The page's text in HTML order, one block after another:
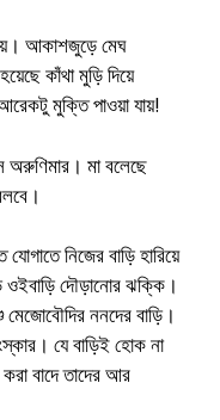
আকাশজুড়ে মেঘ
কাঁথা মুড়ি দিয়ে
মুক্তি পাওয়া যায়!
অরুণিমার। মা বলেছে
নিজের বাড়ি হারিয়ে
ওইবাড়ি দৌড়ানোর ঝক্কি।
ননদের বাড়ি।
যে বাড়িই হোক না
বাদে তাদের আর